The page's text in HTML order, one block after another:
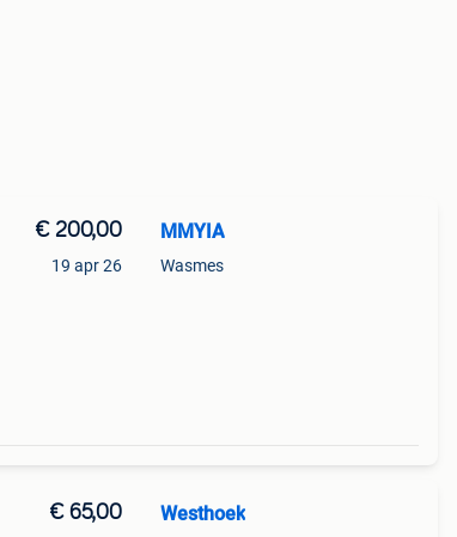
€ 200,00
19 apr 26
MMYIA
Wasmes
€ 65,00 Westhoek